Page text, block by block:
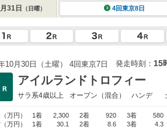
31日 （日曜） 4回東京8日
10月30日（土曜） 4回東京7日 発走時刻： 15
アイルランドトロフィー
サラ系4歳以上 オープン （混合） ハンデ
（万円） 1着 2,300 2着 920 3着
580
（万円） 1着 30.1 2着 8.6 3着 4.3